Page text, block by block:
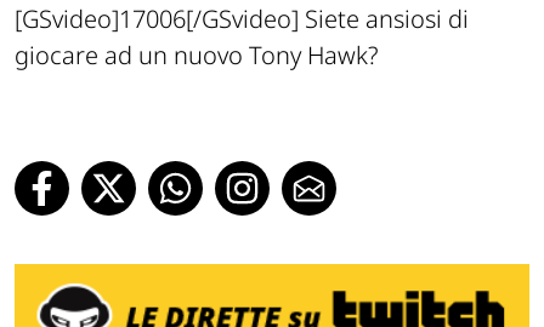
[GSvideo]17006[/GSvideo] Siete ansiosi di
giocare ad un nuovo Tony Hawk?